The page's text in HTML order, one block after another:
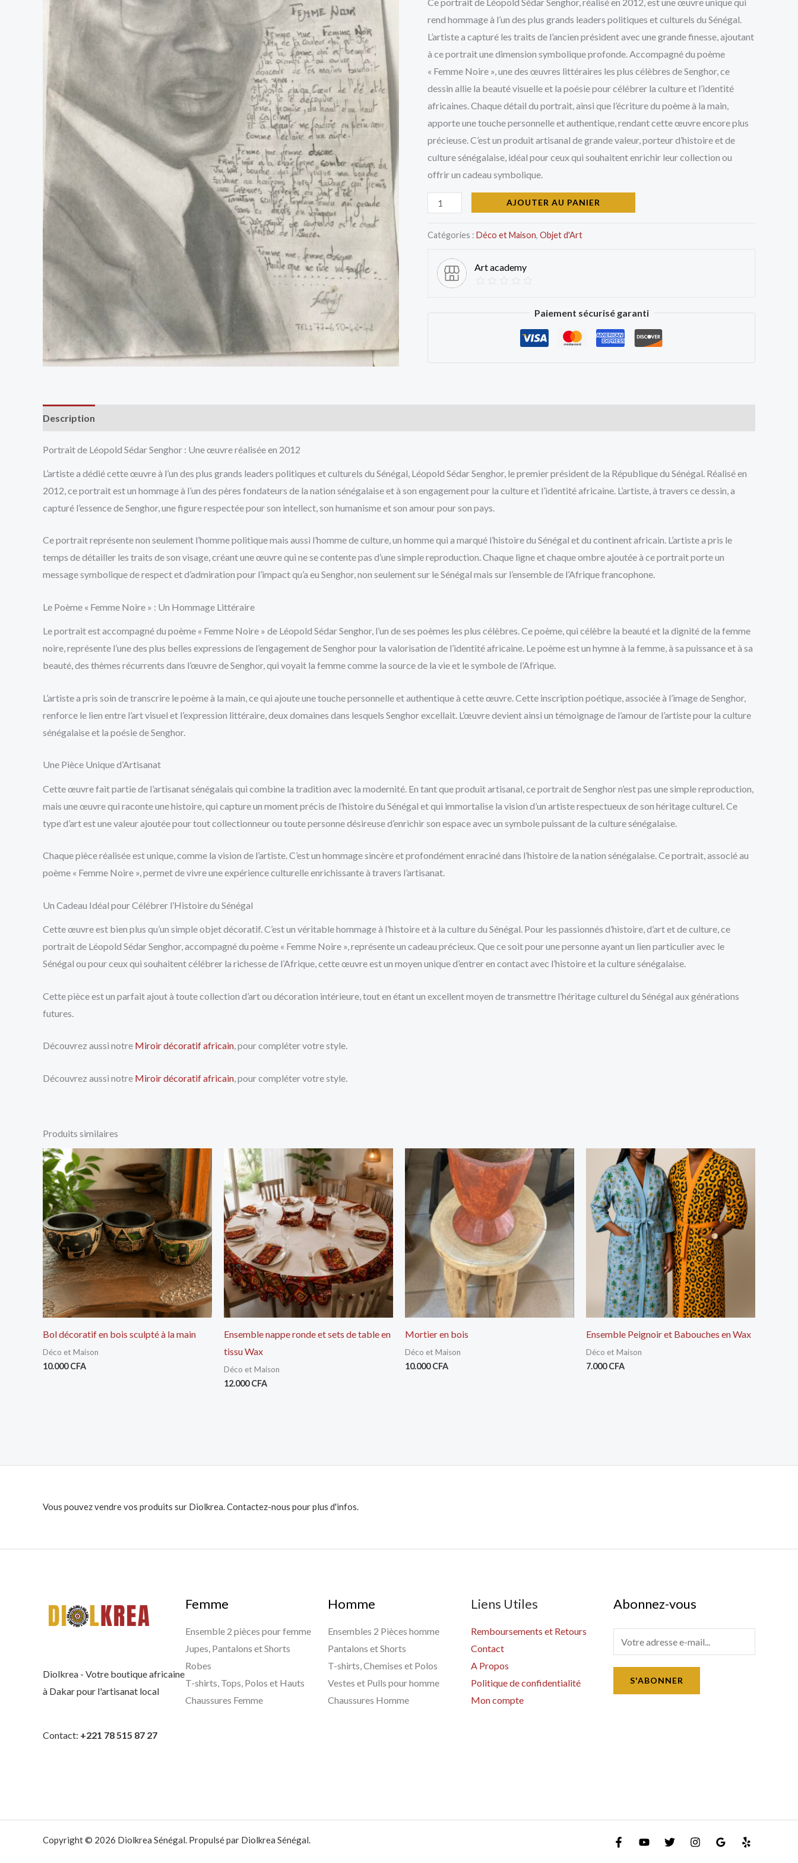
25.000 CFA.20.000 CFA.
rend hommage à l’un des plus grands leaders politiques et culturels du Sénégal.
L’artiste a capturé les traits de l’ancien président avec une grande finesse, ajoutant
à ce portrait une dimension symbolique profonde. Accompagné du poème
« Femme Noire », une des œuvres littéraires les plus célèbres de Senghor, ce
dessin allie la beauté visuelle et la poésie pour célébrer la culture et l’identité
africaines. Chaque détail du portrait, ainsi que l’écriture du poème à la main,
apporte une touche personnelle et authentique, rendant cette œuvre encore plus
précieuse. C’est un produit artisanal de grande valeur, porteur d’histoire et de
culture sénégalaise, idéal pour ceux qui souhaitent enrichir leur collection ou
offrir un cadeau symbolique.
AJOUTER AU PANIER
Catégories : Déco et Maison, Objet d'Art
Art academy
Paiement sécurisé garanti
Description
Portrait de Léopold Sédar Senghor : Une œuvre réalisée en 2012
L’artiste a dédié cette œuvre à l’un des plus grands leaders politiques et culturels du Sénégal, Léopold Sédar Senghor, le premier président de la République du Sénégal. Réalisé en
2012, ce portrait est un hommage à l’un des pères fondateurs de la nation sénégalaise et à son engagement pour la culture et l’identité africaine. L’artiste, à travers ce dessin, a
capturé l’essence de Senghor, une figure respectée pour son intellect, son humanisme et son amour pour son pays.
Ce portrait représente non seulement l’homme politique mais aussi l’homme de culture, un homme qui a marqué l’histoire du Sénégal et du continent africain. L’artiste a pris le
temps de détailler les traits de son visage, créant une œuvre qui ne se contente pas d’une simple reproduction. Chaque ligne et chaque ombre ajoutée à ce portrait porte un
message symbolique de respect et d’admiration pour l’impact qu’a eu Senghor, non seulement sur le Sénégal mais sur l’ensemble de l’Afrique francophone.
Le Poème « Femme Noire » : Un Hommage Littéraire
Le portrait est accompagné du poème « Femme Noire » de Léopold Sédar Senghor, l’un de ses poèmes les plus célèbres. Ce poème, qui célèbre la beauté et la dignité de la femme
noire, représente l’une des plus belles expressions de l’engagement de Senghor pour la valorisation de l’identité africaine. Le poème est un hymne à la femme, à sa puissance et à sa
beauté, des thèmes récurrents dans l’œuvre de Senghor, qui voyait la femme comme la source de la vie et le symbole de l’Afrique.
L’artiste a pris soin de transcrire le poème à la main, ce qui ajoute une touche personnelle et authentique à cette œuvre. Cette inscription poétique, associée à l’image de Senghor,
renforce le lien entre l’art visuel et l’expression littéraire, deux domaines dans lesquels Senghor excellait. L’œuvre devient ainsi un témoignage de l’amour de l’artiste pour la culture
sénégalaise et la poésie de Senghor.
Une Pièce Unique d’Artisanat
Cette œuvre fait partie de l’artisanat sénégalais qui combine la tradition avec la modernité. En tant que produit artisanal, ce portrait de Senghor n’est pas une simple reproduction,
mais une œuvre qui raconte une histoire, qui capture un moment précis de l’histoire du Sénégal et qui immortalise la vision d’un artiste respectueux de son héritage culturel. Ce
type d’art est une valeur ajoutée pour tout collectionneur ou toute personne désireuse d’enrichir son espace avec un symbole puissant de la culture sénégalaise.
Chaque pièce réalisée est unique, comme la vision de l’artiste. C’est un hommage sincère et profondément enraciné dans l’histoire de la nation sénégalaise. Ce portrait, associé au
poème « Femme Noire », permet de vivre une expérience culturelle enrichissante à travers l’artisanat.
Un Cadeau Idéal pour Célébrer l’Histoire du Sénégal
Cette œuvre est bien plus qu’un simple objet décoratif. C’est un véritable hommage à l’histoire et à la culture du Sénégal. Pour les passionnés d’histoire, d’art et de culture, ce
portrait de Léopold Sédar Senghor, accompagné du poème « Femme Noire », représente un cadeau précieux. Que ce soit pour une personne ayant un lien particulier avec le
Sénégal ou pour ceux qui souhaitent célébrer la richesse de l’Afrique, cette œuvre est un moyen unique d’entrer en contact avec l’histoire et la culture sénégalaise.
Cette pièce est un parfait ajout à toute collection d’art ou décoration intérieure, tout en étant un excellent moyen de transmettre l’héritage culturel du Sénégal aux générations
futures.
Découvrez aussi notre Miroir décoratif africain, pour compléter votre style.
Découvrez aussi notre Miroir décoratif africain , pour compléter votre style.
Produits similaires
Bol décoratif en bois sculpté à la main
Déco et Maison
10.000CFA
Ensemble nappe ronde et sets de table en
tissu Wax
Déco et Maison
12.000CFA
Mortier en bois
Déco et Maison
10.000CFA
Ensemble Peignoir et Babouches en Wax
Déco et Maison
7.000CFA
Vous pouvez vendre vos produits sur Diolkrea. Contactez-nous pour plus d'infos.
Diolkrea - Votre boutique africaine
à Dakar pour l'artisanat local
Contact: +221 78 515 87 27
Femme
Ensemble 2 pièces pour femme
Jupes, Pantalons et Shorts
Robes
T-shirts, Tops, Polos et Hauts
Chaussures Femme
Homme
Ensembles 2 Pièces homme
Pantalons et Shorts
T-shirts, Chemises et Polos
Vestes et Pulls pour homme
Chaussures Homme
Liens Utiles
Remboursements et Retours
Contact
A Propos
Politique de confidentialité
Mon compte
Abonnez-vous
m
a
S'ABONNER
Copyright © 2026 Diolkrea Sénégal. Propulsé par Diolkrea Sénégal.